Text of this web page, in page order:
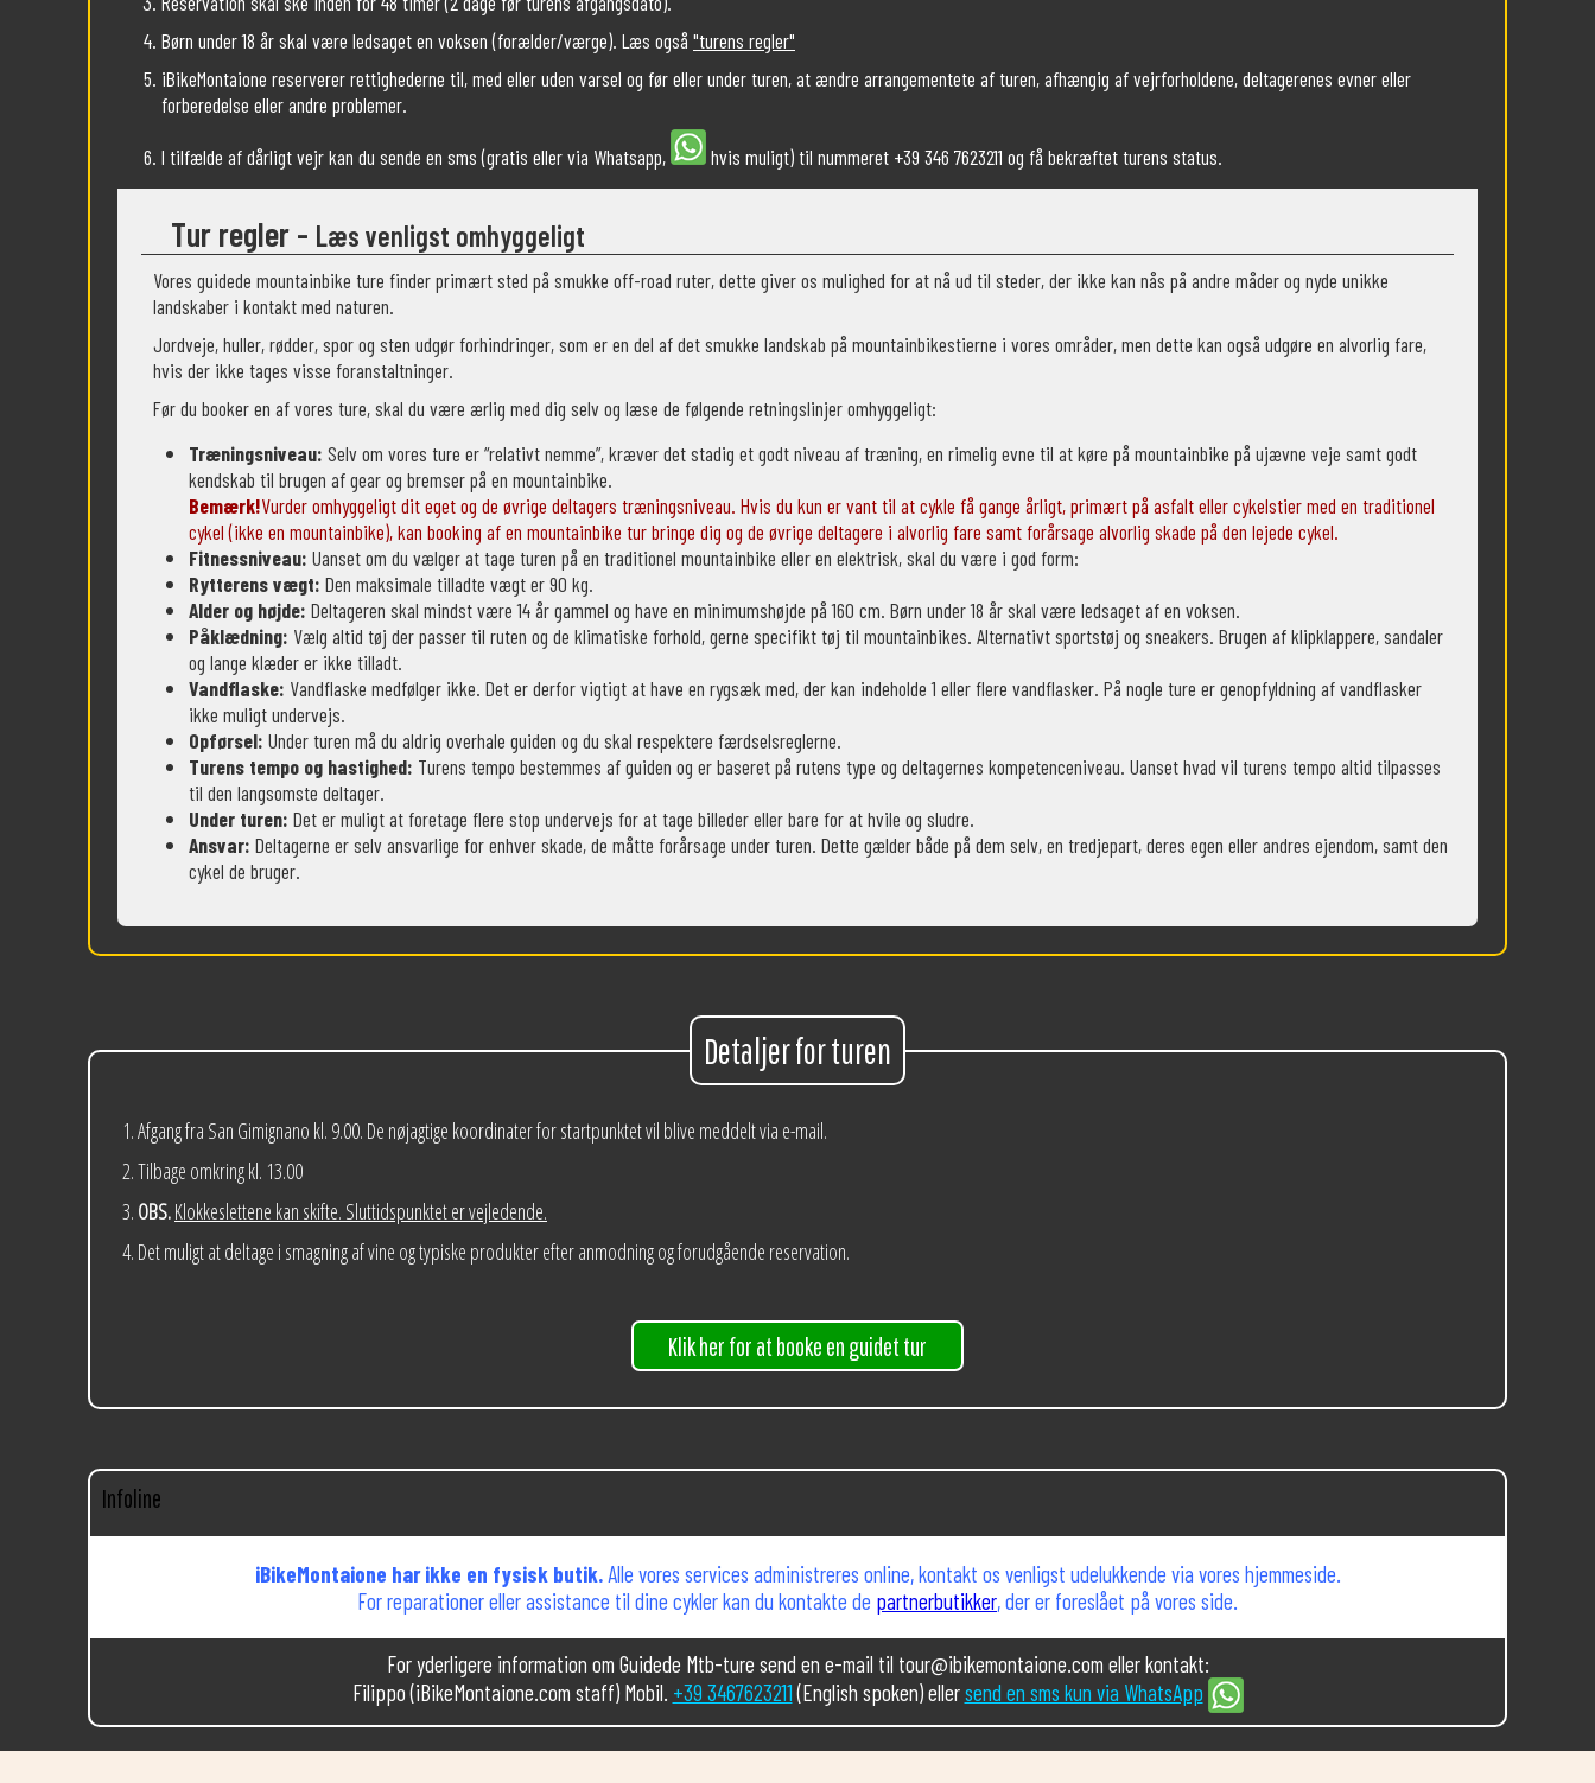
Børn under 18 år skal være ledsaget en voksen (forælder/værge). Læs også "turens regler"
iBikeMontaione reserverer rettighederne til, med eller uden varsel og før eller under turen, at ændre arrangementete af turen, afhængig af vejrforholdene, deltagerenes evner eller
forberedelse eller andre problemer.
I tilfælde af dårligt vejr kan du sende en sms (gratis eller via Whatsapp,
hvis muligt) til nummeret +39 346 7623211 og få bekræftet turens status.
Tur regler - Læs venligst omhyggeligt
Vores guidede mountainbike ture finder primært sted på smukke off-road ruter, dette giver os mulighed for at nå ud til steder, der ikke kan nås på andre måder og nyde unikke
landskaber i kontakt med naturen.
Jordveje, huller, rødder, spor og sten udgør forhindringer, som er en del af det smukke landskab på mountainbikestierne i vores områder, men dette kan også udgøre en alvorlig fare,
hvis der ikke tages visse foranstaltninger.
Før du booker en af vores ture, skal du være ærlig med dig selv og læse de følgende retningslinjer omhyggeligt:
Træningsniveau: Selv om vores ture er “relativt nemme”, kræver det stadig et godt niveau af træning, en rimelig evne til at køre på mountainbike på ujævne veje samt godt
kendskab til brugen af gear og bremser på en mountainbike.
Bemærk!Vurder omhyggeligt dit eget og de øvrige deltagers træningsniveau. Hvis du kun er vant til at cykle få gange årligt, primært på asfalt eller cykelstier med en traditionel
cykel (ikke en mountainbike), kan booking af en mountainbike tur bringe dig og de øvrige deltagere i alvorlig fare samt forårsage alvorlig skade på den lejede cykel.
Fitnessniveau: Uanset om du vælger at tage turen på en traditionel mountainbike eller en elektrisk, skal du være i god form:
Rytterens vægt: Den maksimale tilladte vægt er 90 kg.
Alder og højde: Deltageren skal mindst være 14 år gammel og have en minimumshøjde på 160 cm. Børn under 18 år skal være ledsaget af en voksen.
Påklædning: Vælg altid tøj der passer til ruten og de klimatiske forhold, gerne specifikt tøj til mountainbikes. Alternativt sportstøj og sneakers. Brugen af klipklappere, sandaler
og lange klæder er ikke tilladt.
Vandflaske: Vandflaske medfølger ikke. Det er derfor vigtigt at have en rygsæk med, der kan indeholde 1 eller flere vandflasker. På nogle ture er genopfyldning af vandflasker
ikke muligt undervejs.
Opførsel: Under turen må du aldrig overhale guiden og du skal respektere færdselsreglerne.
Turens tempo og hastighed: Turens tempo bestemmes af guiden og er baseret på rutens type og deltagernes kompetenceniveau. Uanset hvad vil turens tempo altid tilpasses
til den langsomste deltager.
Under turen: Det er muligt at foretage flere stop undervejs for at tage billeder eller bare for at hvile og sludre.
Ansvar: Deltagerne er selv ansvarlige for enhver skade, de måtte forårsage under turen. Dette gælder både på dem selv, en tredjepart, deres egen eller andres ejendom, samt den
cykel de bruger.
Detaljer for turen
Afgang fra San Gimignano kl. 9.00. De nøjagtige koordinater for startpunktet vil blive meddelt via e-mail.
Tilbage omkring kl. 13.00
OBS.Klokkeslettene kan skifte. Sluttidspunktet er vejledende.
Det muligt at deltage i smagning af vine og typiske produkter efter anmodning og forudgående reservation.
Klik her for at booke en guidet tur
Infoline
iBikeMontaione har ikke en fysisk butik.Alle vores services administreres online, kontakt os venligst udelukkende via vores hjemmeside.
For reparationer eller assistance til dine cykler kan du kontakte de partnerbutikker, der er foreslået på vores side.
For yderligere information om Guidede Mtb-ture send en e-mail til tour@ibikemontaione.com eller kontakt:
Filippo (iBikeMontaione.com staff) Mobil. +39 3467623211(English spoken) ellersend en sms kun via WhatsApp